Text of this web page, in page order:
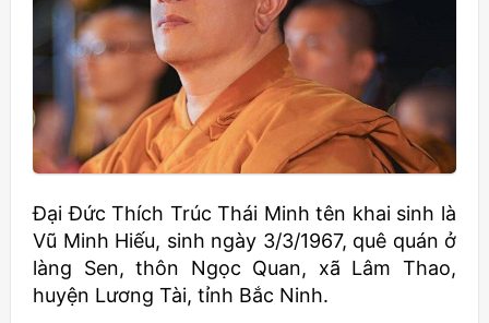
Đại Đức Thích Trúc Thái Minh tên khai sinh là
Vũ Minh Hiếu, sinh ngày 3/3/1967, quê quán ở
làng Sen, thôn Ngọc Quan, xã Lâm Thao,
huyện Lương Tài, tỉnh Bắc Ninh.